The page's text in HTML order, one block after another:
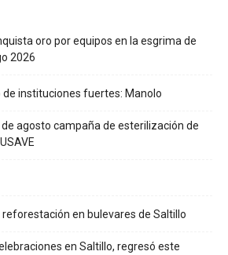
oro por equipos en la esgrima de
2026
de instituciones fuertes: Manolo
agosto campaña de esterilización de
en bulevares de Saltillo
en Saltillo, regresó este